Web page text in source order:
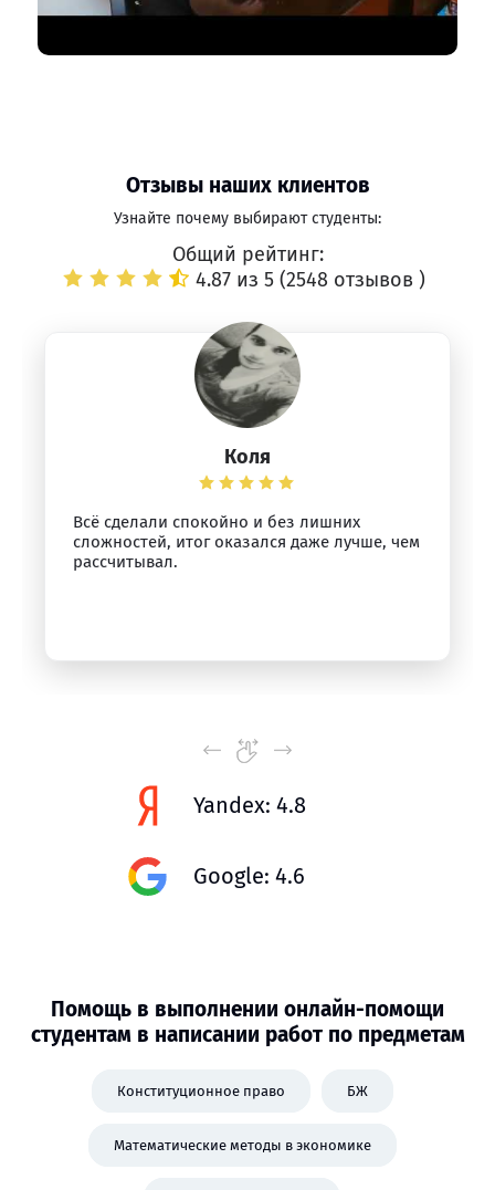
Отзывы наших клиентов
Узнайте почему выбирают студенты:
Общий рейтинг:
4.87 из 5 (2548 отзывов )
Коля
Всё сделали спокойно и без лишних
сложностей, итог оказался даже лучше, чем
рассчитывал.
Yandex: 4.8
Google: 4.6
Помощь в выполнении онлайн-помощи
студентам в написании работ по предметам
Конституционное право БЖ
Математические методы в экономике